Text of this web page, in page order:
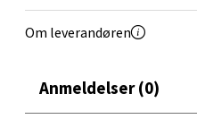
Om leverandøren
Anmeldelser (0)
Oppdal -